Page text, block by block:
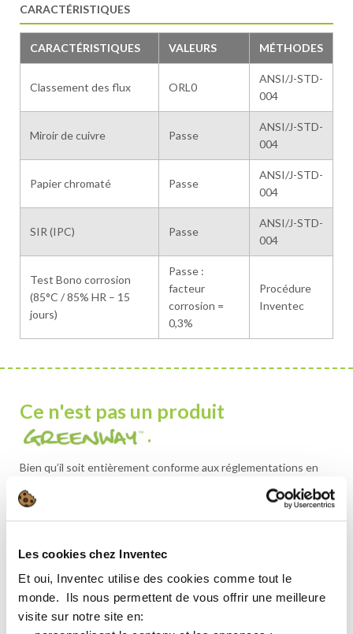
Les cookies chez Inventec
Et oui, Inventec utilise des cookies comme tout le
monde. ​ Ils nous permettent de vous offrir une meilleure
visite sur notre site en:​
CARACTÉRISTIQUES
CARACTÉRISTIQUES VALEURS MÉTHODES
Classement des flux ORL0
ANSI/J-STD-
004
Miroir de cuivre Passe
ANSI/J-STD-
004
Papier chromaté Passe
ANSI/J-STD-
004
SIR (IPC) Passe
ANSI/J-STD-
004
Test Bono corrosion
(85°C / 85% HR – 15
jours)
Passe :
facteur
corrosion =
0,3%
Procédure
Inventec
Ce n'est pas un produit
.
Bien qu’il soit entièrement conforme aux réglementations en
pas à nos critères stricts pour être étiqueté comme produit
GREENWAY.
VOUS RECHERCHEZ UNE SOLUTION PLUS DURABLE ?
ALTERNATIVE GREENWAY
ECOFREC 303